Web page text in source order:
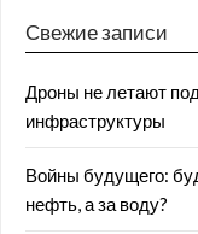
Свежие записи
Дроны не летают
инфраструктуры
Войны будущего:
нефть, а за воду?